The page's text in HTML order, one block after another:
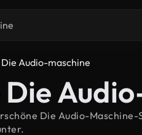
Die Audio-maschine
Die
Die Audio-